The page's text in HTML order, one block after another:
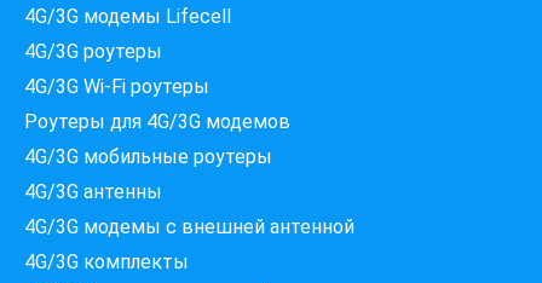
4G/3G модемы Lifecell
4G/3G роутеры
4G/3G Wi-Fi роутеры
Роутеры для 4G/3G модемов
4G/3G мобильные роутеры
4G/3G антенны
4G/3G модемы c внешней антенной
4G/3G комплекты